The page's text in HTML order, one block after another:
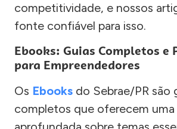
competitividade, e nossos
fonte confiável para isso.
Ebooks: Guias Completos e
para Empreendedores
Os Ebooks do Sebrae/PR são
completos que oferecem uma